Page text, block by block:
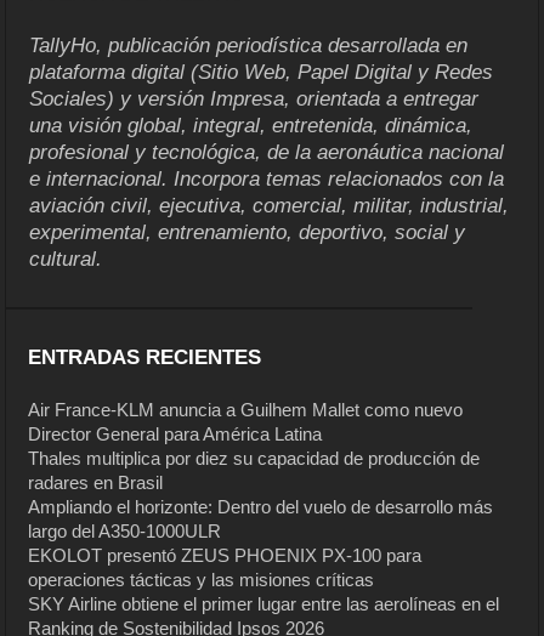
TallyHo, publicación periodística desarrollada en
plataforma digital (Sitio Web, Papel Digital y Redes
Sociales) y versión Impresa, orientada a entregar
una visión global, integral, entretenida, dinámica,
profesional y tecnológica, de la aeronáutica nacional
e internacional. Incorpora temas relacionados con la
aviación civil, ejecutiva, comercial, militar, industrial,
experimental, entrenamiento, deportivo, social y
cultural.
ENTRADAS RECIENTES
Air France-KLM anuncia a Guilhem Mallet como nuevo
Director General para América Latina
Thales multiplica por diez su capacidad de producción de
radares en Brasil
Ampliando el horizonte: Dentro del vuelo de desarrollo más
largo del A350-1000ULR
EKOLOT presentó ZEUS PHOENIX PX-100 para
operaciones tácticas y las misiones críticas
SKY Airline obtiene el primer lugar entre las aerolíneas en el
Ranking de Sostenibilidad Ipsos 2026